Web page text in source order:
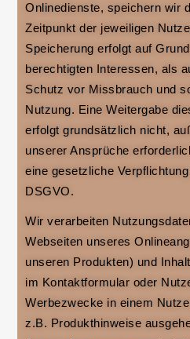
Onlinedienste, speichern wir
Zeitpunkt der jeweiligen
Speicherung erfolgt auf
berechtigten Interessen, als
Schutz vor Missbrauch und
Nutzung. Eine Weitergabe
erfolgt grundsätzlich nicht,
unserer Ansprüche
eine gesetzliche
DSGVO.
Wir verarbeiten
Webseiten unseres
unseren Produkten) und
im Kontaktformular oder
Werbezwecke in einem
z.B. Produkthinweise